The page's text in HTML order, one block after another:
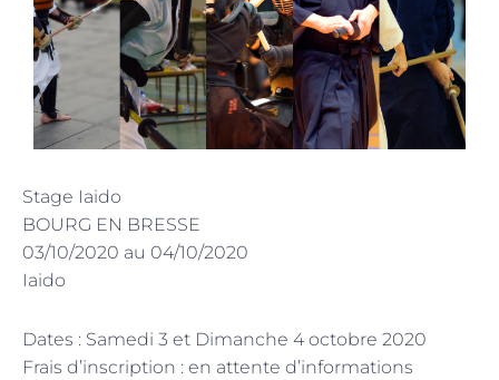
Stage Iaido
BOURG EN BRESSE
03/10/2020 au 04/10/2020
Iaido
Dates : Samedi 3 et Dimanche 4 octobre 2020
Frais d’inscription : en attente d’informations